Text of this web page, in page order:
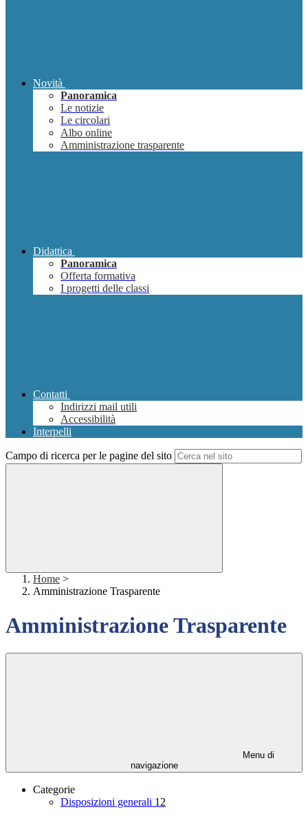
Novità
Panoramica
Le notizie
Le circolari
Albo online
Amministrazione trasparente
Didattica
Panoramica
Offerta formativa
I progetti delle classi
Contatti
Indirizzi mail utili
Accessibilità
Interpelli
Campo di ricerca per le pagine del sito
Home >
Amministrazione Trasparente
Amministrazione Trasparente
Menu di
navigazione
Categorie
Disposizioni generali 12